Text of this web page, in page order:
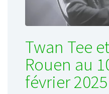
Twan Tee
Rouen au
février 2025